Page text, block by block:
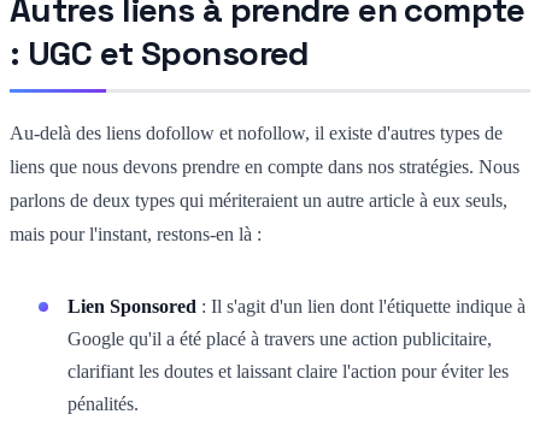
Autres liens à prendre en compte
: UGC et Sponsored
Au-delà des liens dofollow et nofollow, il existe d'autres types de
liens que nous devons prendre en compte dans nos stratégies. Nous
parlons de deux types qui mériteraient un autre article à eux seuls,
mais pour l'instant, restons-en là :
Lien Sponsored : Il s'agit d'un lien dont l'étiquette indique à
Google qu'il a été placé à travers une action publicitaire,
clarifiant les doutes et laissant claire l'action pour éviter les
pénalités.